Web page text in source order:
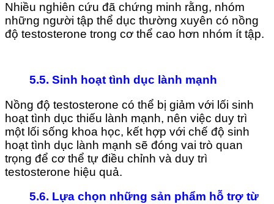
Nhiều nghiên cứu đã chứng minh rằng, nhóm
những người tập thể dục thường xuyên có nồng
độ testosterone trong cơ thể cao hơn nhóm ít tập.
5.5. Sinh hoạt tình dục lành mạnh
Nồng độ testosterone có thể bị giảm với lối sinh
hoạt tình dục thiếu lành mạnh, nên việc duy trì
một lối sống khoa học, kết hợp với chế độ sinh
hoạt tình dục lành mạnh sẽ đóng vai trò quan
trọng để cơ thể tự điều chỉnh và duy trì
testosterone hiệu quả.
5.6. Lựa chọn những sản phẩm hỗ trợ từ